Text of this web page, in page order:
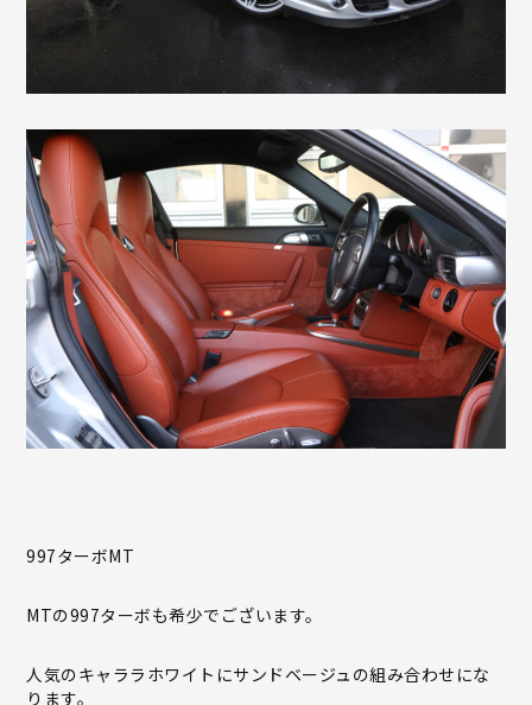
997ターボMT
MTの997ターボも希少でございます。
人気のキャララホワイトにサンドベージュの組み合わせにな
ります。